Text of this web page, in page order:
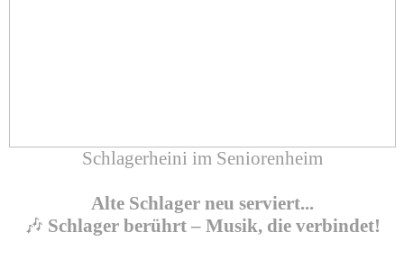
Schlagerheini im Seniorenheim
Alte Schlager neu serviert...
🎶 Schlager berührt – Musik, die verbindet!